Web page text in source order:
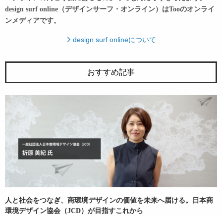
design surf online（デザインサーフ・オンライン）はTooのオンライ
ンメディアです。
design surf onlineについて
おすすめ記事
人と社会をつなぎ、商環境デザインの価値を未来へ届ける。日本商
環境デザイン協会（JCD）が目指すこれから